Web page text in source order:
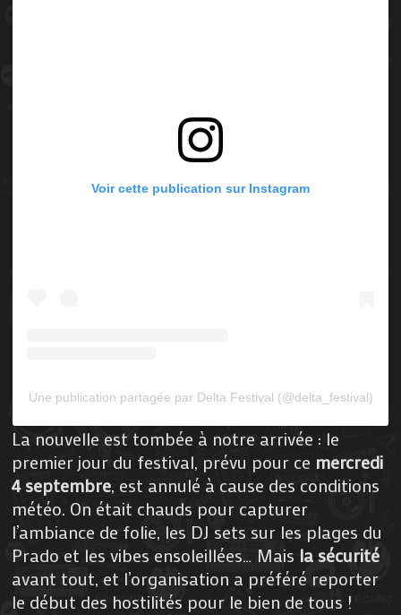
Voir cette publication sur Instagram
Une publication partagée par Delta Festival (@delta_festival)
La nouvelle est tombée à notre arrivée : le
premier jour du festival, prévu pour ce mercredi
4 septembre, est annulé à cause des conditions
météo. On était chauds pour capturer
l’ambiance de folie, les DJ sets sur les plages du
Prado et les vibes ensoleillées… Mais la sécurité
avant tout, et l’organisation a préféré reporter
le début des hostilités pour le bien de tous !